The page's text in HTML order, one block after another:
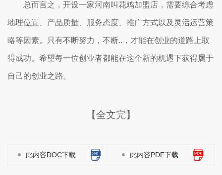
总而言之，开设一家河南叫花鸡加盟店，需要综合考虑
地理位置、产品质量、服务态度、推广方式以及灵活运营策
略等因素。只有不断努力，不断..，才能在创业的道路上取
得成功。希望每一位创业者都能在这个新的机遇下获得属于
自己的创业之路。
【全文完】
此内容DOC下载 此内容PDF下载